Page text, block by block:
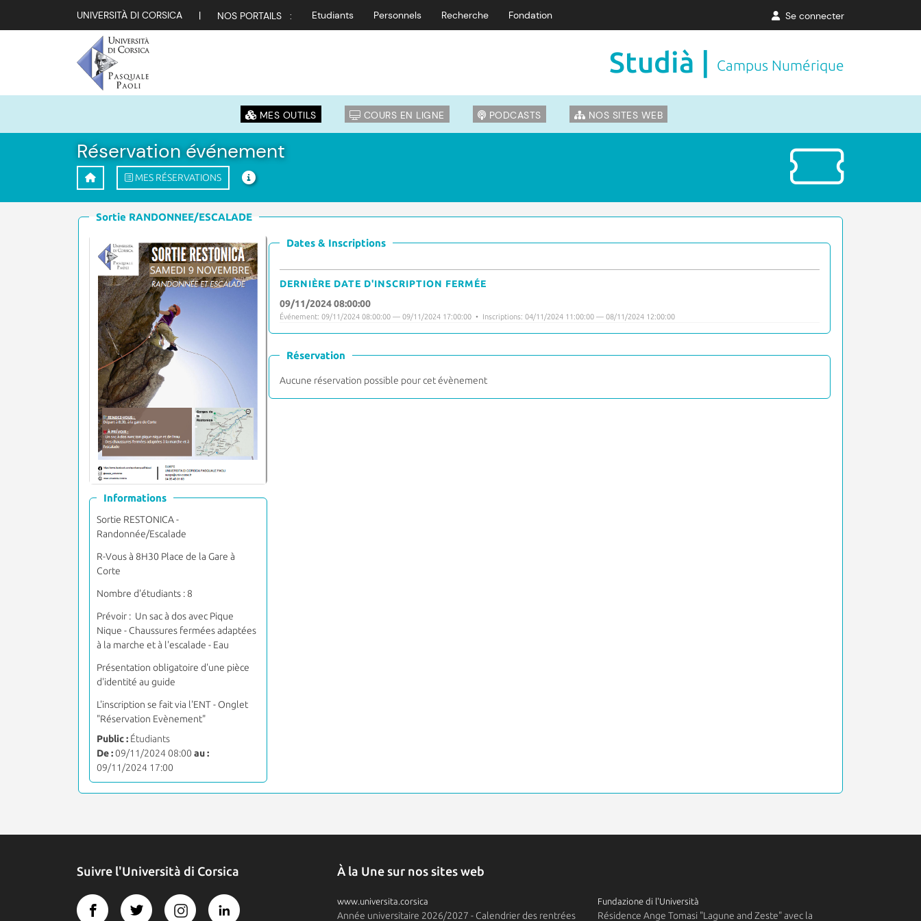
UNIVERSITÀ DI CORSICA | NOS PORTAILS : Etudiants Personnels Recherche Fondation Se connecter
Studià | Campus Numérique
MES OUTILS COURS EN LIGNE PODCASTS NOS SITES WEB
Réservation événement
MES RÉSERVATIONS
Sortie RANDONNEE/ESCALADE
Informations
Sortie RESTONICA -
Randonnée/Escalade
R-Vous à 8H30 Place de la Gare à
Corte
Nombre d'étudiants : 8
Prévoir : Un sac à dos avec Pique
Nique - Chaussures fermées adaptées
à la marche et à l'escalade - Eau
Présentation obligatoire d'une pièce
d'identité au guide
L'inscription se fait via l'ENT - Onglet
"Réservation Evènement"
Public : Étudiants
De :09/11/2024 08:00 au :
09/11/2024 17:00
Dates & Inscriptions
DERNIÈRE DATE D'INSCRIPTION FERMÉE
09/11/2024 08:00:00
Événement: 09/11/2024 08:00:00 — 09/11/2024 17:00:00 • Inscriptions: 04/11/2024 11:00:00 — 08/11/2024 12:00:00
Réservation
Aucune réservation possible pour cet évènement
Suivre l'Università di Corsica À la Une sur nos sites web
www.universita.corsica
Année universitaire 2026/2027 - Calendrier des rentrées
Fundazione di l'Università
Résidence Ange Tomasi "Lagune and Zeste" avec la